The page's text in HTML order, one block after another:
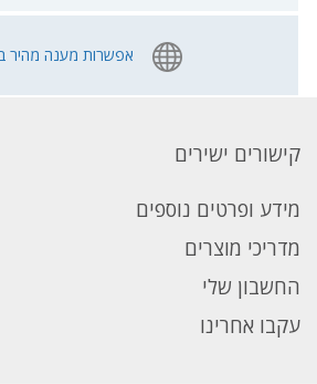
אפשרות מענה מהיר
קישורים ישירים
מידע ופרטים נוספים
מדריכי מוצרים
החשבון שלי
עקבו אחרינו